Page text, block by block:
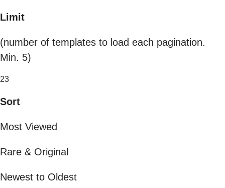
Limit
(number of templates to load each pagination.
Min. 5)
23
Sort
Most Viewed
Rare & Original
Newest to Oldest